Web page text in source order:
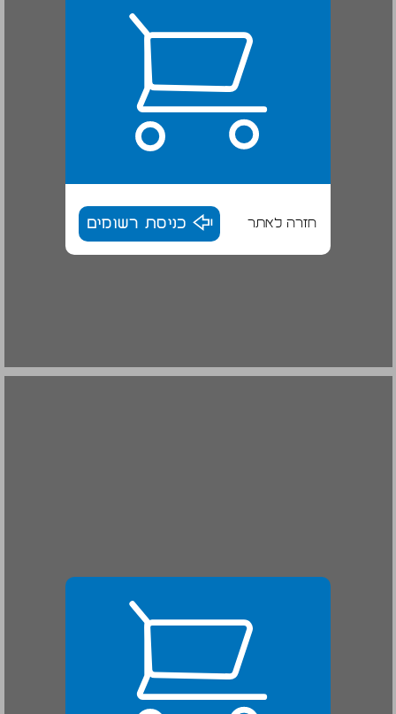
חזרה לאתר כניסת רשומים